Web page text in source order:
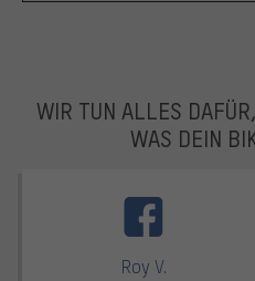
WIR TUN ALLES
WAS DEIN
Roy V.